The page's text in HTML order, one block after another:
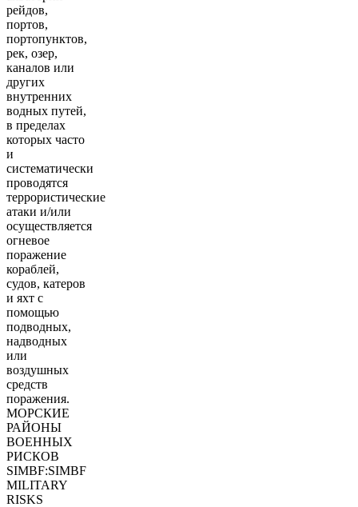
рейдов,
портов,
портопунктов,
рек, озер,
каналов или
других
внутренних
водных путей,
в пределах
которых часто
и
систематически
проводятся
террористические
атаки и/или
осуществляется
огневое
поражение
кораблей,
судов, катеров
и яхт с
помощью
подводных,
надводных
или
воздушных
средств
поражения.
МОРСКИЕ
РАЙОНЫ
ВОЕННЫХ
РИСКОВ
SIMBF:SIMBF
MILITARY
RISKS